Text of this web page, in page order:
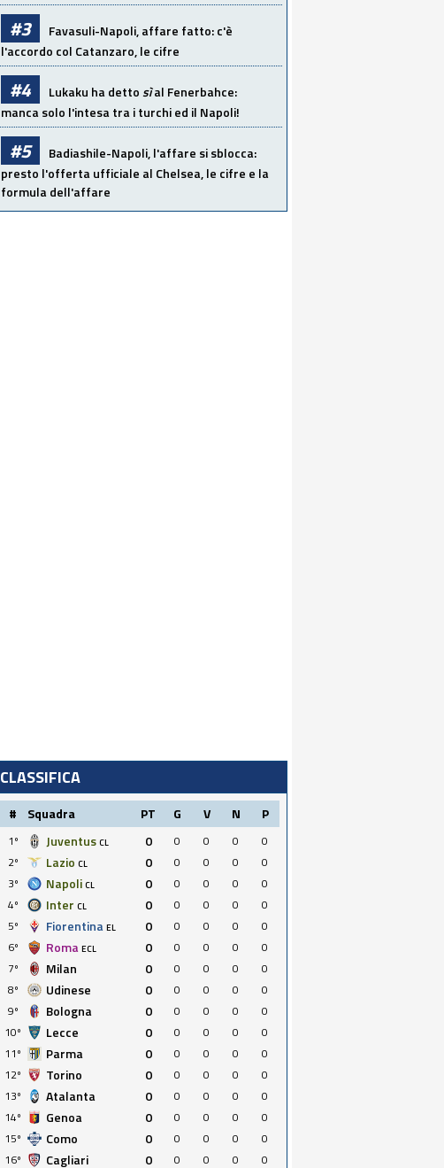
#3
Favasuli-Napoli, affare fatto: c'è
l'accordo col Catanzaro, le cifre
#4 Lukaku ha dettosìal Fenerbahce:
manca solo l'intesa tra i turchi ed il Napoli!
#5
Badiashile-Napoli, l'affare si sblocca:
presto l'offerta ufficiale al Chelsea, le cifre e la
formula dell'affare
CLASSIFICA
# Squadra PT G V N P
1º Juventus CL 0 0 0 0
0
2º
Lazio CL 0 0 0 0
0
3º
Napoli CL 0 0 0 0
0
4º
Inter CL 0 0 0 0
0
5º
Fiorentina EL 0 0 0 0
0
6º
Roma ECL 0 0 0 0
0
7º
Milan 0 0 0 0
0
8º
Udinese 0 0 0 0
0
9º
Bologna 0 0 0 0
0
10º
Lecce 0 0 0 0
0
11º
Parma 0 0 0 0
0
12º
Torino 0 0 0 0
0
13º
Atalanta 0 0 0 0
0
14º
Genoa 0 0 0 0
0
15º
Como 0 0 0 0
0
16º
Cagliari 0 0 0 0 0